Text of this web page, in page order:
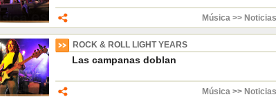
Música >> Noticias
ROCK & ROLL LIGHT YEARS
Las campanas doblan
Música >> Noticias